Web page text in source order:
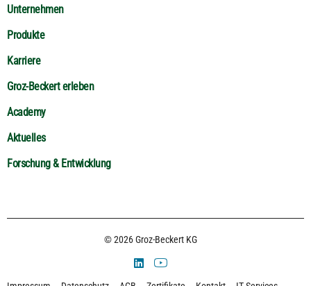
Unternehmen
Produkte
Karriere
Groz-Beckert erleben
Academy
Aktuelles
Forschung & Entwicklung
© 2026 Groz-Beckert KG